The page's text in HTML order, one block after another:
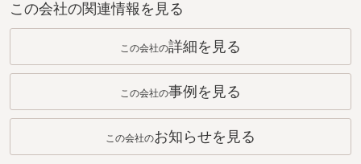
この会社の関連情報を見る
この会社の詳細を見る
この会社の事例を見る
この会社のお知らせを見る